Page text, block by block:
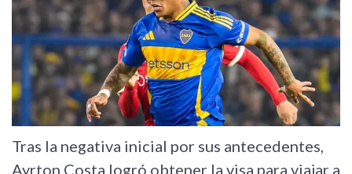
Tras la negativa inicial por sus antecedentes,
Ayrton Costa logró obtener la visa para viajar a